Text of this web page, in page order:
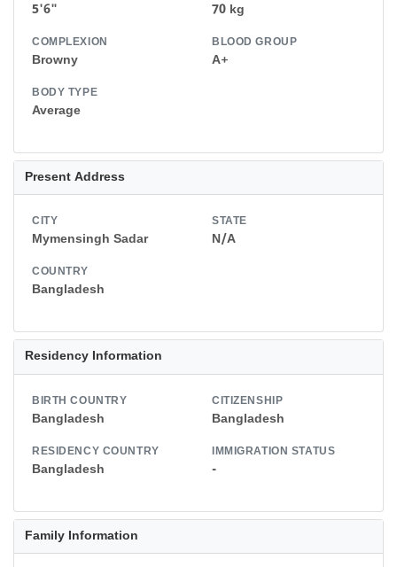
5'6" 70 kg
COMPLEXION
Browny
BLOOD GROUP
A+
BODY TYPE
Average
Present Address
CITY
Mymensingh Sadar
STATE
N/A
COUNTRY
Bangladesh
Residency Information
BIRTH COUNTRY
Bangladesh
CITIZENSHIP
Bangladesh
RESIDENCY COUNTRY
Bangladesh
IMMIGRATION STATUS
-
Family Information